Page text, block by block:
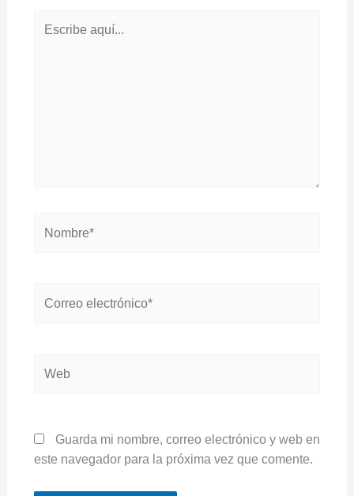
aquí...
electrónico*
Guarda mi nombre, correo electrónico y web en
este navegador para la próxima vez que comente.